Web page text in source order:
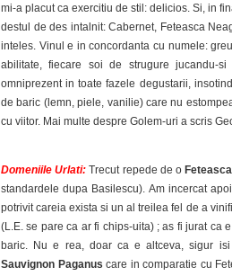
mi-a placut ca exercitiu de stil: delicios. Si, in
destul de des intalnit: Cabernet, Feteasca
inteles. Vinul e in concordanta cu numele:
abilitate, fiecare soi de strugure jucandu-
omniprezent in toate fazele degustarii,
de baric (lemn, piele, vanilie) care nu
cu viitor. Mai multe despre Golem-uri a scris
Domeniile Urlati: Trecut repede de o
standardele dupa Basilescu). Am incercat
potrivit careia exista si un al treilea fel de a
(L.E. se pare ca ar fi chips-uita) ; as fi jurat ca
baric. Nu e rea, doar ca e altceva, sigur
Sauvignon Paganus care in comparatie cu